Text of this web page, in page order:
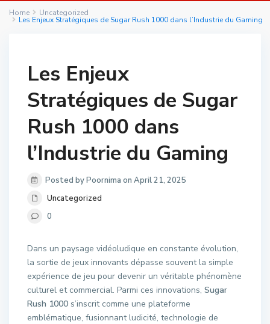
Home Uncategorized
Les Enjeux Stratégiques de Sugar Rush 1000 dans l’Industrie du Gaming
Les Enjeux
Stratégiques de Sugar
Rush 1000 dans
l’Industrie du Gaming
Posted by Poornima on April 21, 2025
Uncategorized
0
Dans un paysage vidéoludique en constante évolution,
la sortie de jeux innovants dépasse souvent la simple
expérience de jeu pour devenir un véritable phénomène
culturel et commercial. Parmi ces innovations, Sugar
Rush 1000 s’inscrit comme une plateforme
emblématique, fusionnant ludicité, technologie de